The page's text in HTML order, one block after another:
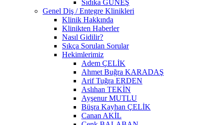
Sıdıka GÜNEŞ
Genel Diş / Entegre Klinikleri
Klinik Hakkında
Klinikten Haberler
Nasıl Gidilir?
Sıkça Sorulan Sorular
Hekimlerimiz
Adem ÇELİK
Ahmet Buğra KARADAŞ
Arif Tuğra ERDEN
Aslıhan TEKİN
Ayşenur MUTLU
Büşra Kayhan ÇELİK
Canan AKİL